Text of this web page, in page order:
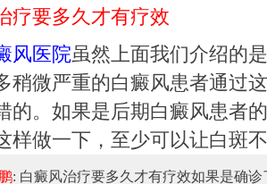
疗要多久才有疗效
风医院虽然上面我们介绍的
稍微严重的白癜风患者通过
的。如果是后期白癜风患者
样做一下，至少可以让白斑
: 白癜风治疗要多久才有疗效如果是确诊